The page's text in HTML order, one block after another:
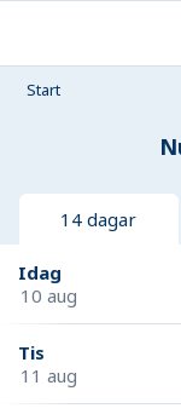
Start
14 dagar
Idag
10 aug
Tis
11 aug